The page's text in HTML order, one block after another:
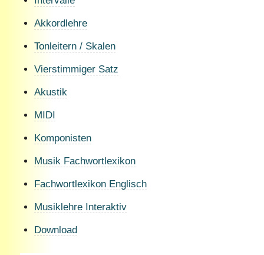
Akkordlehre
Tonleitern / Skalen
Vierstimmiger Satz
Akustik
MIDI
Komponisten
Musik Fachwortlexikon
Fachwortlexikon Englisch
Musiklehre Interaktiv
Download